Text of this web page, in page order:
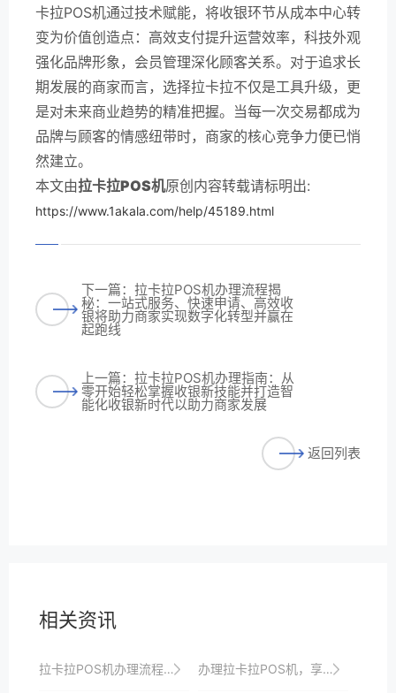
卡拉POS机通过技术赋能，将收银环节从成本中心转
变为价值创造点：高效支付提升运营效率，科技外观
强化品牌形象，会员管理深化顾客关系。对于追求长
期发展的商家而言，选择拉卡拉不仅是工具升级，更
是对未来商业趋势的精准把握。当每一次交易都成为
品牌与顾客的情感纽带时，商家的核心竞争力便已悄
然建立。
本文由拉卡拉POS机原创内容转载请标明出:
https://www.1akala.com/help/45189.html
下一篇：拉卡拉POS机办理流程揭
秘：一站式服务、快速申请、高效收
银将助力商家实现数字化转型并赢在
起跑线
上一篇：拉卡拉POS机办理指南：从
零开始轻松掌握收银新技能并打造智
能化收银新时代以助力商家发展
返回列表
相关资讯
拉卡拉POS机办理流程优化：更快更便捷地开启收银之旅以满足商家快速响应市场需求并实现数字化转型与升级目标以及提升顾客满意度 办理拉卡拉POS机，享受一站式收银解决方案、安全保障、专业支付服务与全方位支持